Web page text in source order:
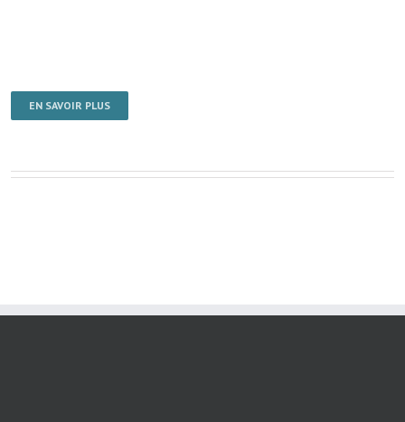
EN SAVOIR PLUS